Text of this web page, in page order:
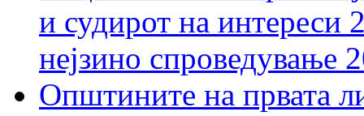
и судирот на интереси
нејзино спроведување
Општините на првата